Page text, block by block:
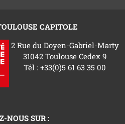
CAPITOLE
2 Rue du Doyen-Gabriel-Marty
31042 Toulouse Cedex 9
Tél : +33(0)5 61 63 35 00
NOUS SUR :